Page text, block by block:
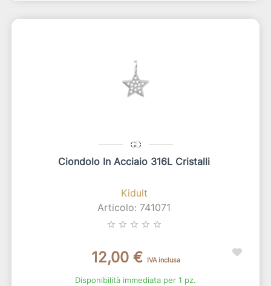
Ciondolo In Acciaio 316L Cristalli
Kidult
Articolo: 741071
star_border star_border star_border star_border star_border
12,00 € IVA inclusa
Disponibilità immediata per 1 pz.